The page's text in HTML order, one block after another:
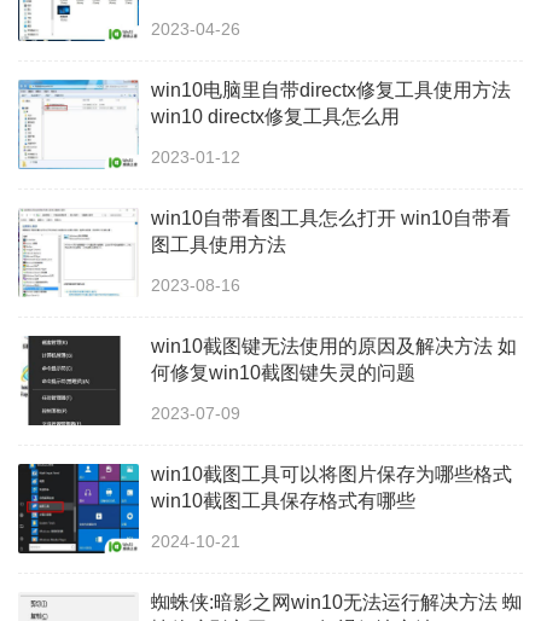
2023-04-26
win10电脑里自带directx修复工具使用方法
win10 directx修复工具怎么用
2023-01-12
win10自带看图工具怎么打开 win10自带看
图工具使用方法
2023-08-16
win10截图键无法使用的原因及解决方法 如
何修复win10截图键失灵的问题
2023-07-09
win10截图工具可以将图片保存为哪些格式
win10截图工具保存格式有哪些
2024-10-21
蜘蛛侠:暗影之网win10无法运行解决方法 蜘